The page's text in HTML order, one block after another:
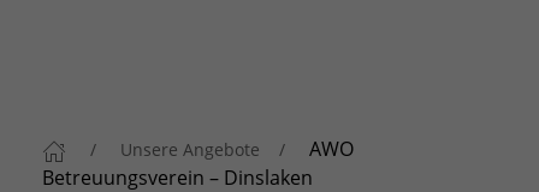
Unsere Angebote
AWO
Betreuungsverein – Dinslaken